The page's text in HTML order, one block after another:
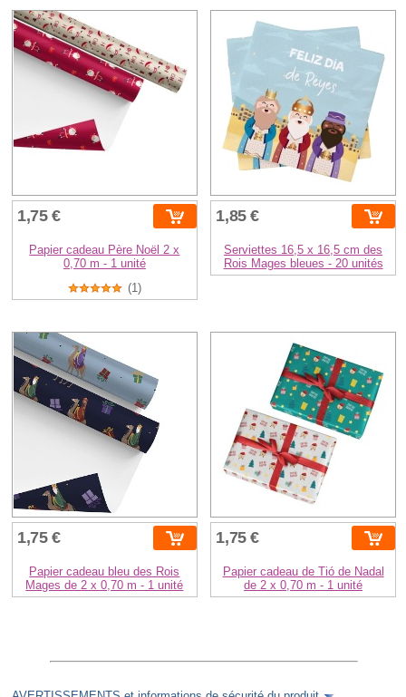
1,75 €
Papier cadeau Père Noël 2 x
0,70 m - 1 unité
(1)
1,85 €
Serviettes 16,5 x 16,5 cm des
Rois Mages bleues - 20 unités
1,75 €
Papier cadeau bleu des Rois
Mages de 2 x 0,70 m - 1 unité
1,75 €
Papier cadeau de Tió de Nadal
de 2 x 0,70 m - 1 unité